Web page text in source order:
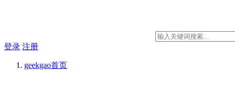
登录 注册
geekgao首页